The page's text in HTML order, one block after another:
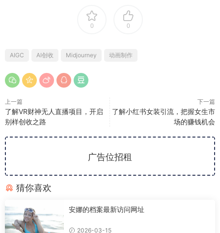
0 0
AIGC AI创收 Midjourney 动画制作
上一篇
了解VR财神无人直播项目，开启
别样创收之路
下一篇
了解小红书女装引流，把握女生市
场的赚钱机会
广告位招租
猜你喜欢
安娜的档案最新访问网址
2026-03-15